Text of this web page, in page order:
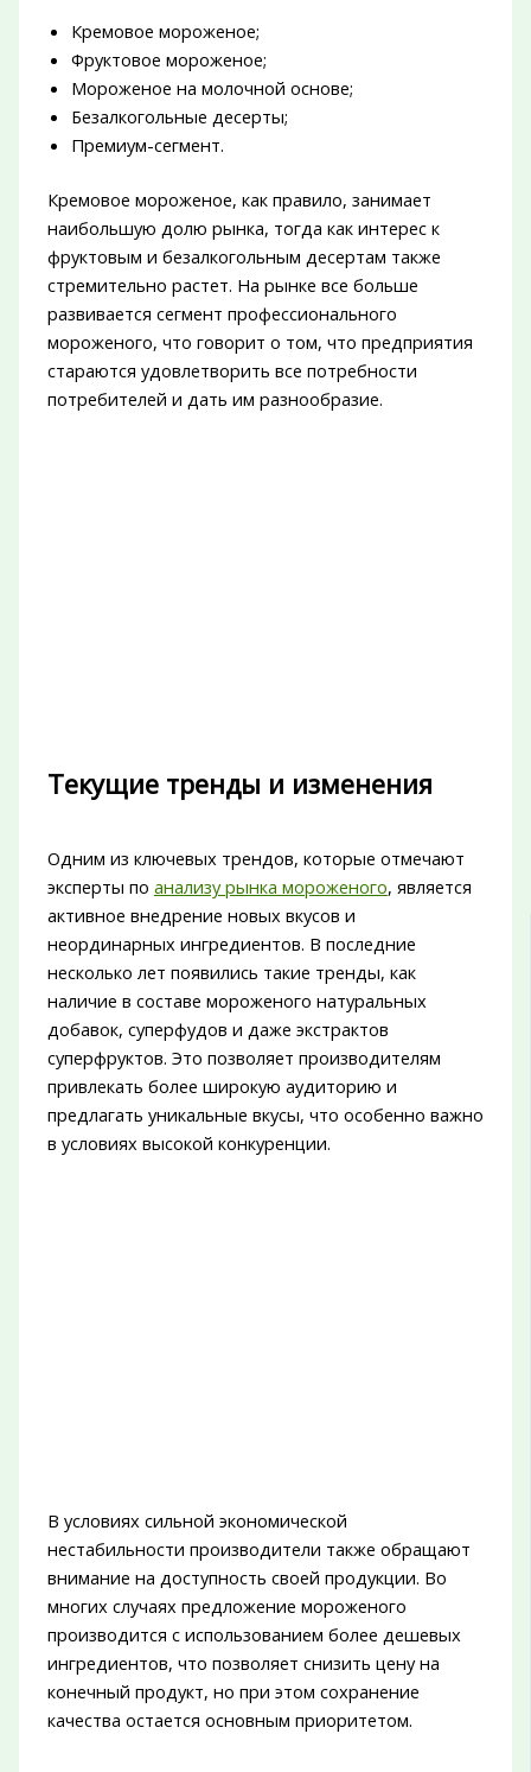
Кремовое мороженое;
Фруктовое мороженое;
Мороженое на молочной основе;
Безалкогольные десерты;
Премиум-сегмент.
Кремовое мороженое, как правило, занимает
наибольшую долю рынка, тогда как интерес к
фруктовым и безалкогольным десертам также
стремительно растет. На рынке все больше
развивается сегмент профессионального
мороженого, что говорит о том, что предприятия
стараются удовлетворить все потребности
потребителей и дать им разнообразие.
Текущие тренды и изменения
Одним из ключевых трендов, которые отмечают
эксперты по анализу рынка мороженого, является
активное внедрение новых вкусов и
неординарных ингредиентов. В последние
несколько лет появились такие тренды, как
наличие в составе мороженого натуральных
добавок, суперфудов и даже экстрактов
суперфруктов. Это позволяет производителям
привлекать более широкую аудиторию и
предлагать уникальные вкусы, что особенно важно
в условиях высокой конкуренции.
В условиях сильной экономической
нестабильности производители также обращают
внимание на доступность своей продукции. Во
многих случаях предложение мороженого
производится с использованием более дешевых
ингредиентов, что позволяет снизить цену на
конечный продукт, но при этом сохранение
качества остается основным приоритетом.